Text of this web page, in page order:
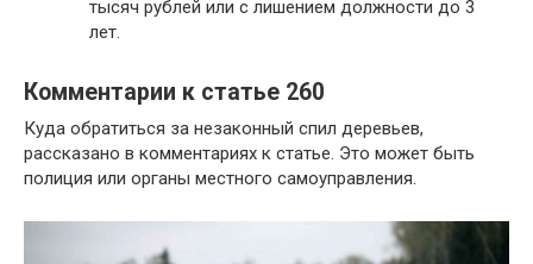
тысяч рублей или с лишением должности до 3
лет.
Комментарии к статье 260
Куда обратиться за незаконный спил деревьев,
рассказано в комментариях к статье. Это может быть
полиция или органы местного самоуправления.